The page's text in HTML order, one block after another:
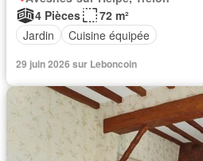
4 Pièces
72 m²
Jardin
Cuisine équipée
29 juin 2026 sur Leboncoin